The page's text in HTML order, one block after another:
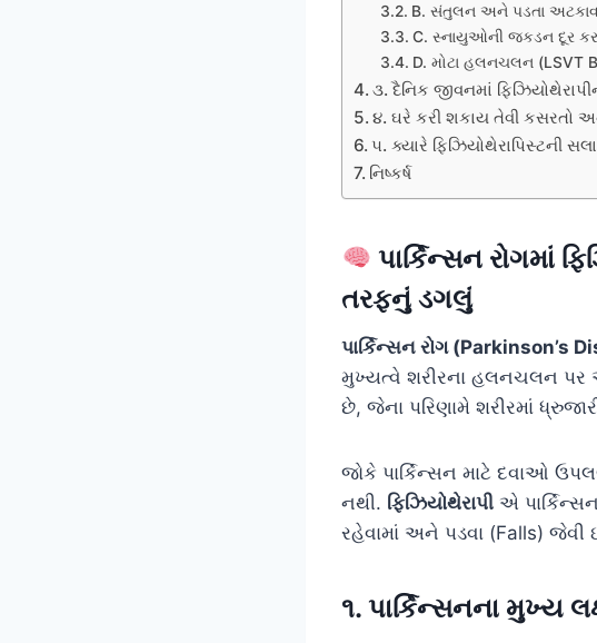
B. સંતુલન અને પડતા
C. સ્નાયુઓની જકડન દૂર
D. મોટા હલનચલન (LSVT
૩. દૈનિક જીવનમાં
૪. ઘરે કરી શકાય તેવી કસરતો
૫. ક્યારે ફિઝિયોથેરાપિસ્ટની
નિષ્કર્ષ
પાર્કિન્સન રોગમાં
તરફનું ડગલું
પાર્કિન્સન રોગ (Parkinson’s
મુખ્યત્વે શરીરના હલનચલન પર
છે, જેના પરિણામે શરીરમાં
જોકે પાર્કિન્સન માટે દવાઓ
નથી. ફિઝિયોથેરાપી એ
રહેવામાં અને પડવા (Falls)
૧. પાર્કિન્સનના મુખ્ય